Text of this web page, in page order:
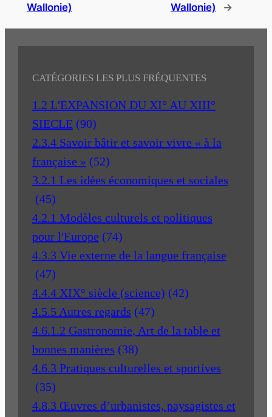
Wallonie)
Wallonie)
→
CATÉGORIES LES PLUS FRÉQUENTES
1.2 L'EXPANSION DU XI° AU XIII°
SIECLE (90)
2.3.4 Savoir bâtir et savoir vivre « à la
française » (52)
3.2.1 Les idées économiques et sociales
(45)
4.2.1 Modèles culturels et politiques
pour l'Europe (74)
4.3.3 Vie externe de la langue française
(47)
4.4.4 XIX° siècle (science) (42)
4.5.5 Autres regards (47)
4.6.1.2 Gastronomie, Art de la table et
bonnes manières (38)
4.6.3 Pratiques culturelles et sportives
(35)
4.8.3 Œuvres d’urbanistes, paysagistes et